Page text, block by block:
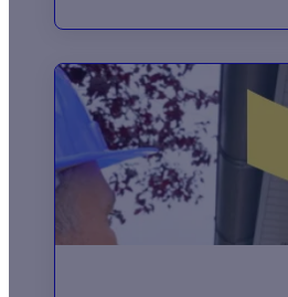
intéressants.